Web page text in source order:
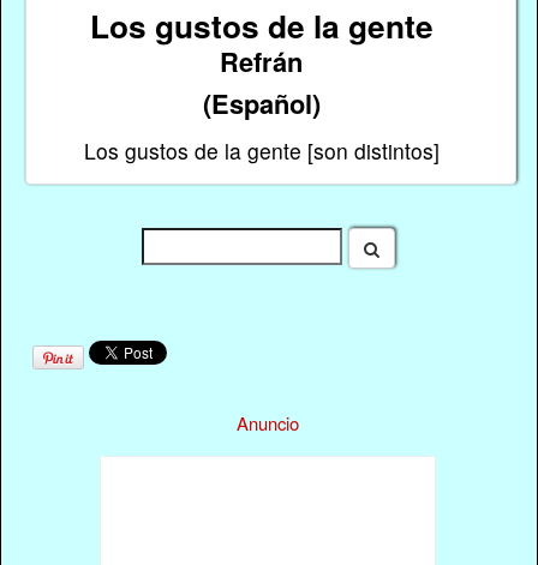
Los gustos de la gente
Refrán
(Español)
Los gustos de la gente [son distintos]
Anuncio